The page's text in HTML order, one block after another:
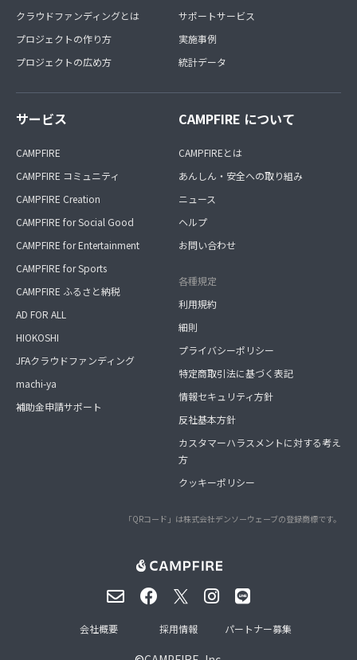
クラウドファンディングとは
プロジェクトの作り方
プロジェクトの広め方
サポートサービス
実施事例
統計データ
サービス
CAMPFIRE
CAMPFIRE コミュニティ
CAMPFIRE Creation
CAMPFIRE for Social Good
CAMPFIRE for Entertainment
CAMPFIRE for Sports
CAMPFIRE ふるさと納税
AD FOR ALL
HIOKOSHI
JFAクラウドファンディング
machi-ya
補助金申請サポート
CAMPFIRE について
CAMPFIREとは
あんしん・安全への取り組み
ニュース
ヘルプ
お問い合わせ
各種規定
利用規約
細則
プライバシーポリシー
特定商取引法に基づく表記
情報セキュリティ方針
反社基本方針
カスタマーハラスメントに対する考え
方
クッキーポリシー
「QRコード」は株式会社デンソーウェーブの登録商標です。
会社概要 採用情報 パートナー募集